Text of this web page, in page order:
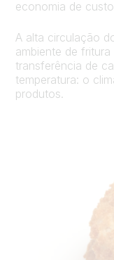
economia de
A alta circulação
ambiente de
transferência de
temperatura: o
produtos.